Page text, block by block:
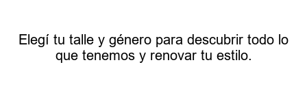
Elegí tu talle y género para descubrir todo lo
que tenemos y renovar tu estilo.